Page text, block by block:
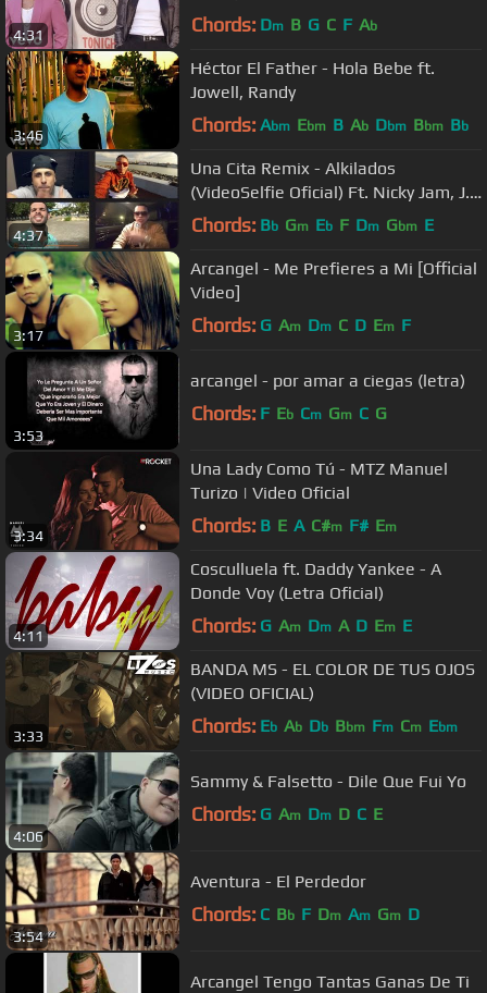
4:31 Chords: Dm B G C F Ab
3:46
Héctor El Father - Hola Bebe ft.
Jowell, Randy
Chords: Abm Ebm B Ab Dbm Bbm Bb
4:37
Una Cita Remix - Alkilados
(VideoSelfie Oficial) Ft. Nicky Jam, J.
Alvarez & Roockie
Chords: Bb Gm Eb F Dm Gbm E
3:17
Arcangel - Me Prefieres a Mi [Official
Video]
Chords: G Am Dm C D Em F
3:53
arcangel - por amar a ciegas (letra)
Chords: F Eb Cm Gm C G
3:34
Una Lady Como Tú - MTZ Manuel
Turizo | Video Oficial
Chords: B E A C#m F# Em
4:11
Cosculluela ft. Daddy Yankee - A
Donde Voy (Letra Oficial)
Chords: G Am Dm A D Em E
3:33
BANDA MS - EL COLOR DE TUS OJOS
(VIDEO OFICIAL)
Chords: Eb Ab Db Bbm Fm Cm Ebm
4:06
Sammy & Falsetto - Dile Que Fui Yo
Chords: G Am Dm D C E
3:54
Aventura - El Perdedor
Chords: C Bb F Dm Am Gm D
Arcangel Tengo Tantas Ganas De Ti